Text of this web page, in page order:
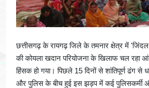
छत्तीसगढ़ के रायगढ़ जिले के तमनार क्षेत्र में
की कोयला खदान परियोजना के खिलाफ चल रहा
हिंसक हो गया। पिछले 15 दिनों से शांतिपूर्ण ढंग से
और पुलिस के बीच हुई इस झड़प में कई पुलिसकर्मी